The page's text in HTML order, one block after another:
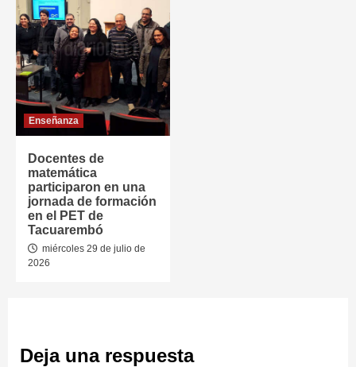
Enseñanza
Docentes de
matemática
participaron en una
jornada de formación
en el PET de
Tacuarembó
miércoles 29 de julio de
2026
Deja una respuesta